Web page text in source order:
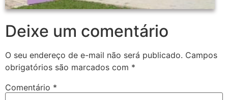
Deixe um comentário
O seu endereço de e-mail não será publicado. Campos
obrigatórios são marcados com *
Comentário *